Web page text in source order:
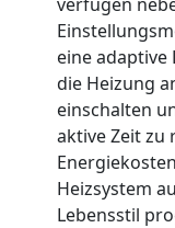
eine
die Heizung
einschalten
aktive Zeit zu
Heizsystem
Lebensstil